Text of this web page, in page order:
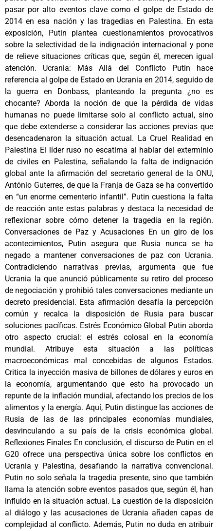
pasar por alto eventos clave como el golpe de Estado de
2014 en esa nación y las tragedias en Palestina. En esta
exposición, Putin plantea cuestionamientos provocativos
sobre la selectividad de la indignación internacional y pone
de relieve situaciones críticas que, según él, merecen igual
atención. Ucrania: Más Allá del Conflicto Putin hace
referencia al golpe de Estado en Ucrania en 2014, seguido de
la guerra en Donbass, planteando la pregunta ¿no es
chocante? Aborda la noción de que la pérdida de vidas
humanas no puede limitarse solo al conflicto actual, sino
que debe extenderse a considerar las acciones previas que
desencadenaron la situación actual. La Cruel Realidad en
Palestina El líder ruso no escatima al hablar del exterminio
de civiles en Palestina, señalando la falta de indignación
global ante la afirmación del secretario general de la ONU,
António Guterres, de que la Franja de Gaza se ha convertido
en “un enorme cementerio infantil”. Putin cuestiona la falta
de reacción ante estas palabras y destaca la necesidad de
reflexionar sobre cómo detener la tragedia en la región.
Conversaciones de Paz y Acusaciones En un giro de los
acontecimientos, Putin asegura que Rusia nunca se ha
negado a mantener conversaciones de paz con Ucrania.
Contradiciendo narrativas previas, argumenta que fue
Ucrania la que anunció públicamente su retiro del proceso
de negociación y prohibió tales conversaciones mediante un
decreto presidencial. Esta afirmación desafía la percepción
común y recalca la disposición de Rusia para buscar
soluciones pacíficas. Estrés Económico Global Putin aborda
otro aspecto crucial: el estrés colosal en la economía
mundial. Atribuye esta situación a las políticas
macroeconómicas mal concebidas de algunos Estados.
Critica la inyección masiva de billones de dólares y euros en
la economía, argumentando que esto ha provocado un
repunte de la inflación mundial, afectando los precios de los
alimentos y la energía. Aquí, Putin distingue las acciones de
Rusia de las de las principales economías mundiales,
desvinculando a su país de la crisis económica global.
Reflexiones Finales En conclusión, el discurso de Putin en el
G20 ofrece una perspectiva única sobre los conflictos en
Ucrania y Palestina, desafiando la narrativa convencional.
Putin no solo señala la tragedia presente, sino que también
llama la atención sobre eventos pasados que, según él, han
influido en la situación actual. La cuestión de la disposición
al diálogo y las acusaciones de Ucrania añaden capas de
complejidad al conflicto. Además, Putin no duda en atribuir